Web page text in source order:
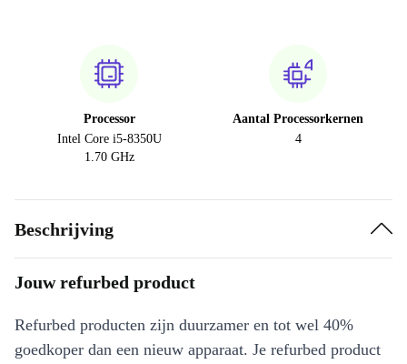
Processor
Intel Core i5-8350U
1.70 GHz
Aantal Processorkernen
4
Beschrijving
Jouw refurbed product
Refurbed producten zijn duurzamer en tot wel 40%
goedkoper dan een nieuw apparaat. Je refurbed product